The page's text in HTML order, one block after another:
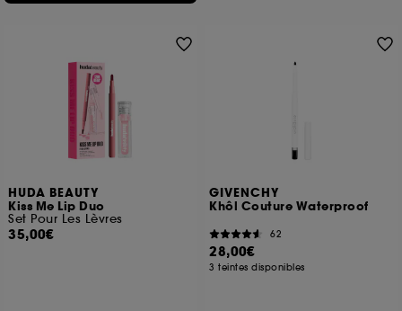
HUDA BEAUTY
Kiss Me Lip Duo
Set Pour Les Lèvres
35,00€
GIVENCHY
Khôl Couture Waterproof
62
28,00€
3 teintes disponibles